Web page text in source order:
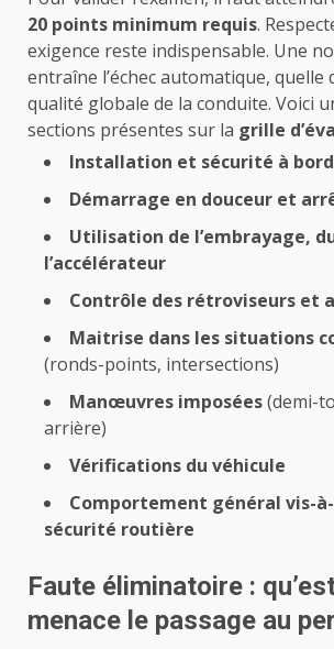
20 points minimum requis.
exigence reste indispensable. Une
entraîne l’échec automatique, quelle
qualité globale de la conduite. Voici
sections présentes sur la grille
Installation et sécurité à bord
Démarrage en douceur et
Utilisation de l’embrayage,
l’accélérateur
Contrôle des rétroviseurs et
Maitrise dans les situations
(ronds-points, intersections)
Manœuvres imposées(demi-
arrière)
Vérifications du véhicule
Comportement général vis-
sécurité routière
Faute éliminatoire :
menace le passage au